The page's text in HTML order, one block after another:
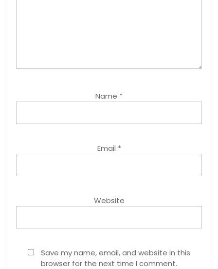
Name *
Email *
Website
Save my name, email, and website in this
browser for the next time I comment.